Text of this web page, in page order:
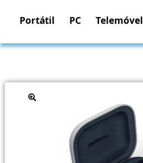
Portátil PC Telemóvel